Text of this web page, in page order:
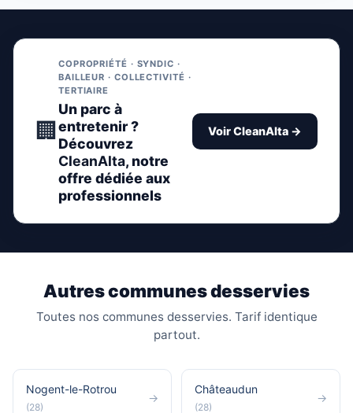
🏢
COPROPRIÉTÉ · SYNDIC ·
BAILLEUR · COLLECTIVITÉ ·
TERTIAIRE
Un parc à
entretenir ?
Découvrez
CleanAlta, notre
offre dédiée aux
professionnels
Voir CleanAlta →
Autres communes desservies
Toutes nos communes desservies. Tarif identique
partout.
Nogent-le-Rotrou
(28)
→
Châteaudun
(28)
→